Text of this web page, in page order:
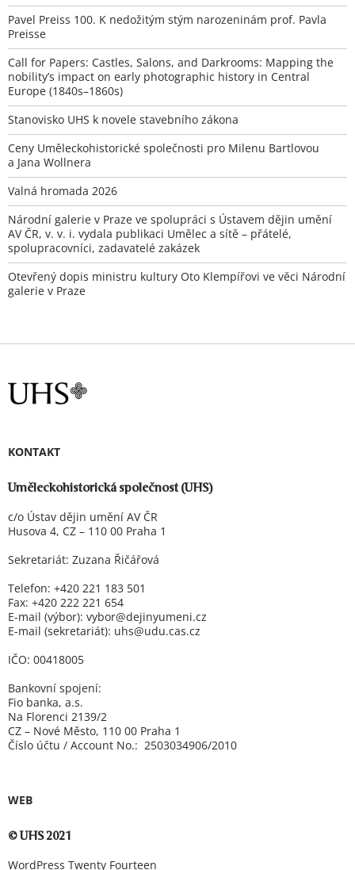
Pavel Preiss 100. K nedožitým stým narozeninám prof. Pavla
Preisse
Call for Papers: Castles, Salons, and Darkrooms: Mapping the
nobility’s impact on early photographic history in Central
Europe (1840s–1860s)
Stanovisko UHS k novele stavebního zákona
Ceny Uměleckohistorické společnosti pro Milenu Bartlovou
a Jana Wollnera
Valná hromada 2026
Národní galerie v Praze ve spolupráci s Ústavem dějin umění
AV ČR, v. v. i. vydala publikaci Umělec a sítě – přátelé,
spolupracovníci, zadavatelé zakázek
Otevřený dopis ministru kultury Oto Klempířovi ve věci Národní
galerie v Praze
KONTAKT
Uměleckohistorická společnost (UHS)
c/o Ústav dějin umění AV ČR
Husova 4, CZ – 110 00 Praha 1
Sekretariát: Zuzana Řičářová
Telefon: +420 221 183 501
Fax: +420 222 221 654
E-mail (výbor): vybor@dejinyumeni.cz
E-mail (sekretariát): uhs@udu.cas.cz
IČO: 00418005
Bankovní spojení:
Fio banka, a.s.
Na Florenci 2139/2
CZ – Nové Město, 110 00 Praha 1
Číslo účtu / Account No.: 2503034906/2010
WEB
© UHS 2021
WordPress Twenty Fourteen